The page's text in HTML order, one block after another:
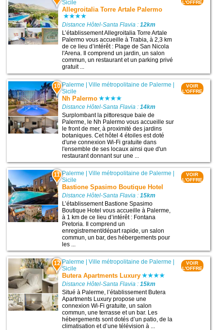
Sicile
Allegroitalia Torre Artale Palermo
Distance Hôtel-Santa Flavia :12km
L’établissement Allegroitalia Torre Artale
Palermo vous accueille à Trabia, à 2,3 km
de ce lieu d’intérêt : Plage de San Nicola
l'Arena. Il comprend un jardin, un salon
commun, un restaurant et un parking privé
gratuit ...
L'OFFRE
10 Palerme |Ville métropolitaine de Palerme |
Sicile
Nh Palermo
Distance Hôtel-Santa Flavia :14km
Surplombant la pittoresque baie de
Palerme, le Nh Palermo vous accueille sur
le front de mer, à proximité des jardins
botaniques. Cet hôtel 4 étoiles est doté
d'une connexion Wi-Fi gratuite dans
l'ensemble de ses locaux ainsi que d'un
restaurant donnant sur une ...
VOIR
L'OFFRE
11 Palerme |Ville métropolitaine de Palerme |
Sicile
Bastione Spasimo Boutique Hotel
Distance Hôtel-Santa Flavia :15km
L’établissement Bastione Spasimo
Boutique Hotel vous accueille à Palerme,
à 1 km de ce lieu d’intérêt : Fontana
Pretoria. Il comprend un
enregistrement/départ rapide, un salon
commun, un bar, des hébergements pour
les ...
VOIR
L'OFFRE
12 Palerme |Ville métropolitaine de Palerme |
Sicile
Butera Apartments Luxury
Distance Hôtel-Santa Flavia :15km
Situé à Palerme, l’établissement Butera
Apartments Luxury propose une
connexion Wi-Fi gratuite, un salon
commun, une terrasse et un bar. Les
hébergements sont dotés d’un patio, de la
climatisation et d’une télévision à ...
VOIR
L'OFFRE